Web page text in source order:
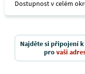
Dostupnost v celém
Najděte si připojení
provaši